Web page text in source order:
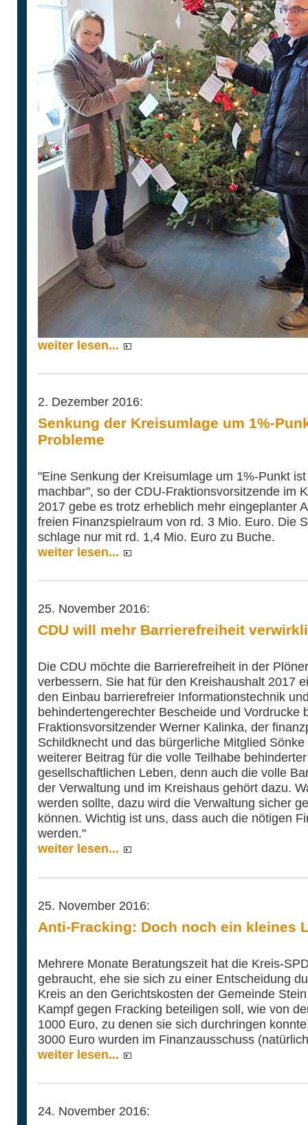
weiter lesen...
2. Dezember 2016:
Senkung der Kreisumlage um 1%-
Probleme
"Eine Senkung der Kreisumlage um 1%-Punkt
machbar", so der CDU-Fraktionsvorsitzende im
2017 gebe es trotz erheblich mehr eingeplanter
freien Finanzspielraum von rd. 3 Mio. Euro. Die
schlage nur mit rd. 1,4 Mio. Euro zu Buche.
weiter lesen...
25. November 2016:
CDU will mehr Barrierefreiheit
Die CDU möchte die Barrierefreiheit in der
verbessern. Sie hat für den Kreishaushalt 2017
den Einbau barrierefreier Informationstechnik
behindertengerechter Bescheide und Vordrucke
Fraktionsvorsitzender Werner Kalinka, der
Schildknecht und das bürgerliche Mitglied
weiterer Beitrag für die volle Teilhabe
gesellschaftlichen Leben, denn auch die volle
der Verwaltung und im Kreishaus gehört dazu.
werden sollte, dazu wird die Verwaltung sicher
können. Wichtig ist uns, dass auch die nötigen
werden."
weiter lesen...
25. November 2016:
Anti-Fracking: Doch noch ein kleines
Mehrere Monate Beratungszeit hat die Kreis-
gebraucht, ehe sie sich zu einer Entscheidung
Kreis an den Gerichtskosten der Gemeinde
Kampf gegen Fracking beteiligen soll, wie von
1000 Euro, zu denen sie sich durchringen
3000 Euro wurden im Finanzausschuss
weiter lesen...
24. November 2016: